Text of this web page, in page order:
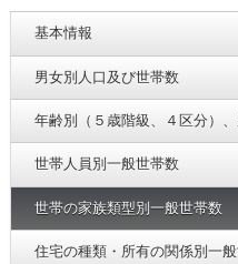
基本情報
男女別人口及び世帯数
年齢別（５歳階級、４区分）
世帯人員別一般世帯数
世帯の家族類型別一般世帯数
住宅の種類・所有の関係別一